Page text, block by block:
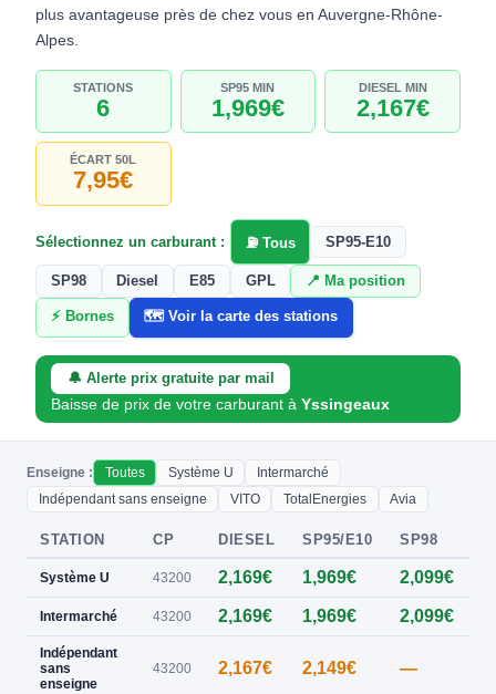
plus avantageuse près de chez vous en Auvergne-Rhône-
Alpes.
STATIONS
6
SP95 MIN
1,969€
DIESEL MIN
2,167€
ÉCART 50L
7,95€
Sélectionnez un carburant : ⛽ Tous SP95-E10
SP98 Diesel E85 GPL 📍 Ma position
⚡ Bornes 🗺️ Voir la carte des stations
🔔 Alerte prix gratuite par mail
Baisse de prix de votre carburant àYssingeaux
Enseigne : Toutes Système U
Intermarché
Indépendant sans enseigne
VITO TotalEnergies Avia
STATION CP DIESEL SP95/E10 SP98
Système U 43200 2,169€ 1,969€ 2,099€
Intermarché 43200 2,169€ 1,969€ 2,099€
Indépendant
sans
enseigne
43200 2,167€ 2,149€ —